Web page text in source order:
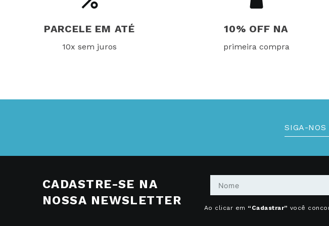
PARCELE EM ATÉ
10x sem juros
10% OFF NA
primeira compra
SIGA-NOS
CADASTRE-SE NA
NOSSA NEWSLETTER
Ao clicar em “Cadastrar” você